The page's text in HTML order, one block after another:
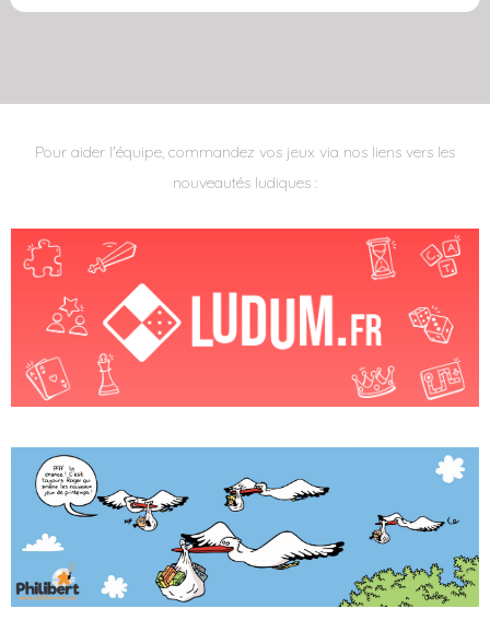
Pour aider l'équipe, commandez vos jeux via nos liens vers les
nouveautés ludiques :